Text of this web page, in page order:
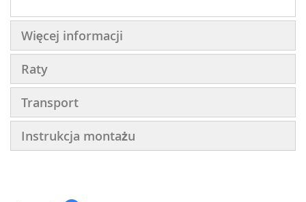
cm oraz głębokość 46 cm. Komoda z brakiem Kora KK6P
to mebel, który z pewnością spełni oczekiwania nawet
najbardziej wymagających klientów.
Więcej informacji
Raty
Transport
Instrukcja montażu